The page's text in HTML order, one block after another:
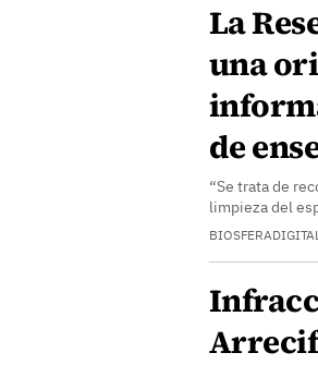
La
una
de
“Se trata de
limpieza del